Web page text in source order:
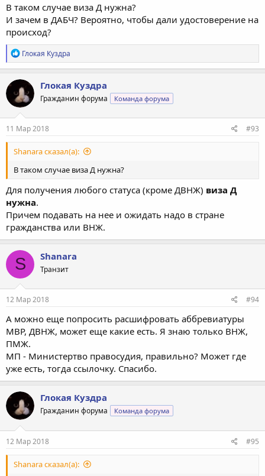
В таком случае виза Д нужна?
И зачем в ДАБЧ? Вероятно, чтобы дали удостоверение на
происход?
Р
е
а
к
ц
и
и
:
Глокая Куздра
Глокая Куздра
Гражданин форума Команда форума
11 Мар 2018 #93
Shanara сказал(а):
В таком случае виза Д нужна?
Для получения любого статуса (кроме ДВНЖ) виза Д
нужна.
Причем подавать на нее и ожидать надо в стране
гражданства или ВНЖ.
S Shanara
Транзит
12 Мар 2018 #94
А можно еще попросить расшифровать аббревиатуры
МВР, ДВНЖ, может еще какие есть. Я знаю только ВНЖ,
ПМЖ.
МП - Министертво правосудия, правильно? Может где
уже есть, тогда ссылочку. Спасибо.
Глокая Куздра
Гражданин форума Команда форума
12 Мар 2018 #95
Shanara сказал(а):